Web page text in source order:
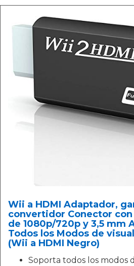
Wii a HDMI Adaptador,
convertidor Conector
de 1080p/720p y 3,5 mm
Todos los Modos de
(Wii a HDMI Negro)
Soporta todos los modos